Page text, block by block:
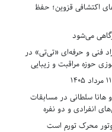
اکتشافی قزوین؛ حفظ
می‌شود
فنی و حرفه‌ای «تی‌تی» در
حوزه مراقبت و زیبایی
سلطانی در مسابقات
انفرادی و دو نفره
محرک تورم است